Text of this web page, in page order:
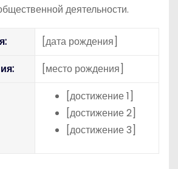
деятельности.
[дата рождения]
[место рождения]
[достижение 1]
[достижение 2]
[достижение 3]